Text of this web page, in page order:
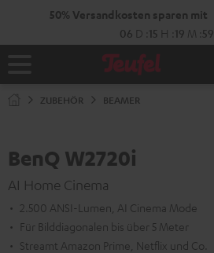
50% Versandkosten sparen mit
06 D 15 H 19 M 58
Startseite
ZUBEHÖR BEAMER
BenQ W2720i
AI Home Cinema
2.500 ANSI-Lumen, AI Cinema Mode
Für Bilddiagonalen bis über 5 Meter
Streamt Amazon Prime, Netflix und Co.